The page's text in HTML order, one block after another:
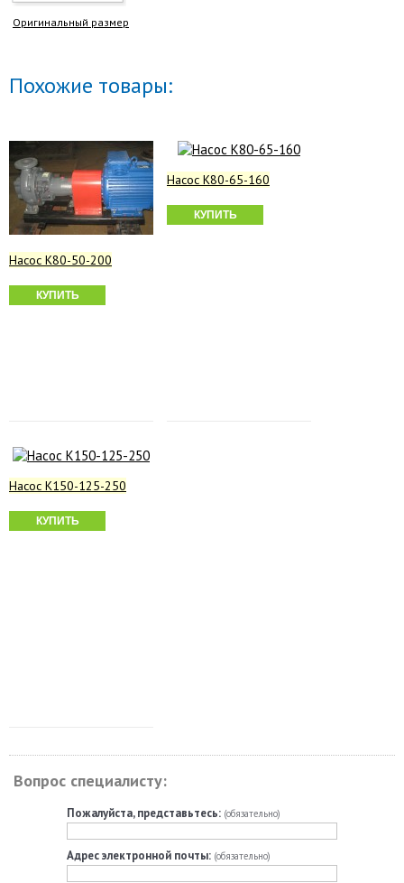
Оригинальный размер
Похожие товары:
Насос К80-50-200
КУПИТЬ
Насос К80-65-160
КУПИТЬ
Насос К150-125-250
КУПИТЬ
Вопрос специалисту:
Пожалуйста, представьтесь: (обязательно)
Адрес электронной почты: (обязательно)